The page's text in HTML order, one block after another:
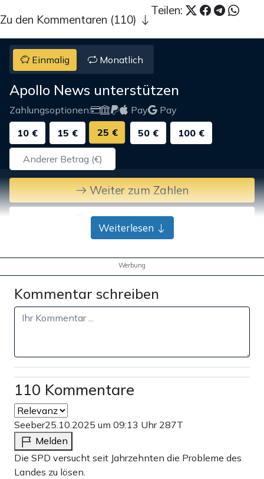
Teilen:
Zu den Kommentaren (110)
Einmalig Monatlich
Apollo News unterstützen
Zahlungsoptionen: Pay
Pay
10 €
15 € 25 € 50 € 100 €
Weiter zum Zahlen
Bank-Überweisung
Weiterlesen
Werbung
Kommentar schreiben
110 Kommentare
Seeber25.10.2025 um 09:13 Uhr 287T
Melden
Die SPD versucht seit Jahrzehnten die Probleme des
Landes zu lösen.